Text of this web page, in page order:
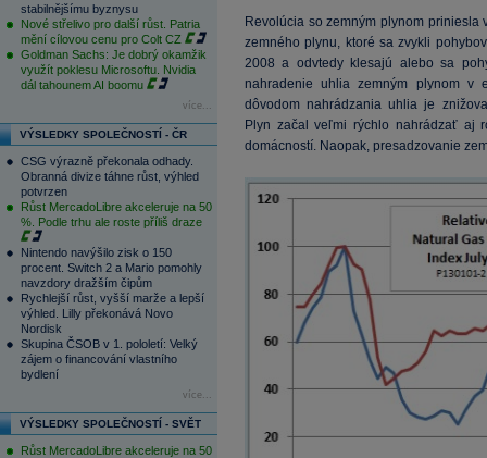
stabilnějšímu byznysu
Nové střelivo pro další růst. Patria
mění cílovou cenu pro Colt CZ
Goldman Sachs: Je dobrý okamžik
využít poklesu Microsoftu. Nvidia
dál tahounem AI boomu
více...
VÝSLEDKY SPOLEČNOSTÍ - ČR
CSG výrazně překonala odhady.
Obranná divize táhne růst, výhled
potvrzen
Růst MercadoLibre akceleruje na 50
%. Podle trhu ale roste příliš draze
Nintendo navýšilo zisk o 150
procent. Switch 2 a Mario pomohly
navzdory dražším čipům
Rychlejší růst, vyšší marže a lepší
výhled. Lilly překonává Novo
Nordisk
Skupina ČSOB v 1. pololetí: Velký
zájem o financování vlastního
bydlení
více...
VÝSLEDKY SPOLEČNOSTÍ - SVĚT
Růst MercadoLibre akceleruje na 50
Revolúcia so zemným plynom
zemného plynu, ktoré sa zvykli
2008 a odvtedy klesajú alebo sa
nahradenie uhlia zemným plynom v
dôvodom nahrádzania uhlia je
Plyn začal veľmi rýchlo nahrádzať aj
domácností. Naopak, presadzovanie